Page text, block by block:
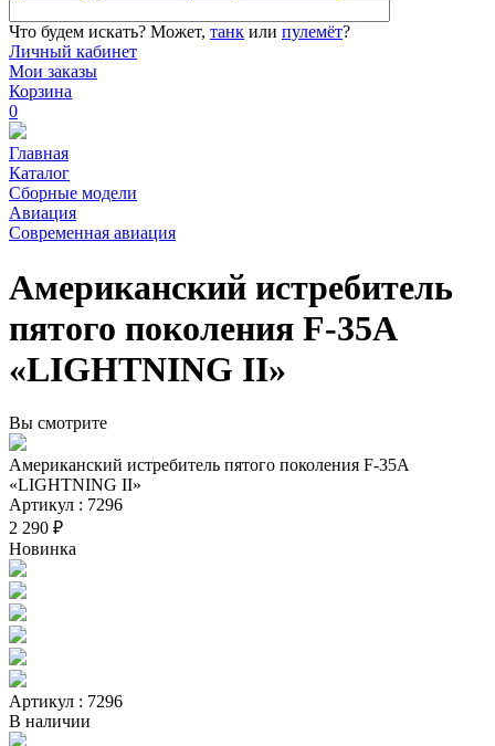
Что будем искать? Может, танк или пулемёт?
Личный кабинет
Мои заказы
Корзина
0
Главная
Каталог
Сборные модели
Авиация
Современная авиация
Американский истребитель
пятого поколения F-35А
«LIGHTNING II»
Вы смотрите
Американский истребитель пятого поколения F-35А
«LIGHTNING II»
Артикул : 7296
2 290 ₽
Новинка
Артикул : 7296
В наличии